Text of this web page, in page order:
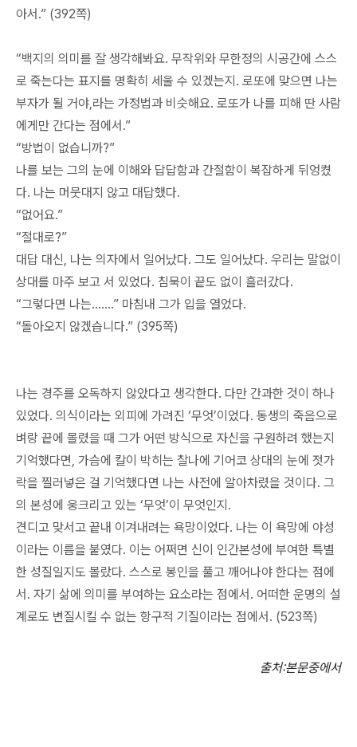
아서.” (392쪽)
“백지의 의미를 잘 생각해봐요. 무작위와 무한정의 시공간에 스스
로 죽는다는 표지를 명확히 세울 수 있겠는지. 로또에 맞으면 나는
부자가 될 거야,라는 가정법과 비슷해요. 로또가 나를 피해 딴 사람
에게만 간다는 점에서.”
“방법이 없습니까?”
나를 보는 그의 눈에 이해와 답답함과 간절함이 복잡하게 뒤엉켰
다. 나는 머뭇대지 않고 대답했다.
“없어요.”
“절대로?”
대답 대신, 나는 의자에서 일어났다. 그도 일어났다. 우리는 말없이
상대를 마주 보고 서 있었다. 침묵이 끝도 없이 흘러갔다.
“그렇다면 나는…….” 마침내 그가 입을 열었다.
“돌아오지 않겠습니다.” (395쪽)
나는 경주를 오독하지 않았다고 생각한다. 다만 간과한 것이 하나
있었다. 의식이라는 외피에 가려진 ‘무엇’이었다. 동생의 죽음으로
벼랑 끝에 몰렸을 때 그가 어떤 방식으로 자신을 구원하려 했는지
기억했다면, 가슴에 칼이 박히는 찰나에 기어코 상대의 눈에 젓가
락을 찔러넣은 걸 기억했다면 나는 사전에 알아차렸을 것이다. 그
의 본성에 웅크리고 있는 ‘무엇’이 무엇인지.
견디고 맞서고 끝내 이겨내려는 욕망이었다. 나는 이 욕망에 야성
이라는 이름을 붙였다. 이는 어쩌면 신이 인간본성에 부여한 특별
한 성질일지도 몰랐다. 스스로 봉인을 풀고 깨어나야 한다는 점에
서. 자기 삶에 의미를 부여하는 요소라는 점에서. 어떠한 운명의 설
계로도 변질시킬 수 없는 항구적 기질이라는 점에서. (523쪽)
출처:본문중에서